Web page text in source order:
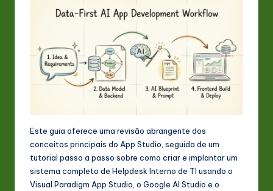
Este guia oferece uma revisão abrangente dos
conceitos principais do App Studio, seguida de um
tutorial passo a passo sobre como criar e implantar um
sistema completo de Helpdesk Interno de TI usando o
Visual Paradigm App Studio, o Google AI Studio e o